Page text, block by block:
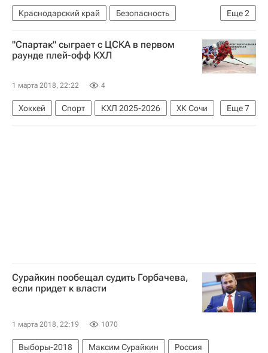
Еще2
Краснодарский край
Безопасность
Краснодарский край
Вениамин Кондратьев
"Спартак" сыграет с ЦСКА в первом
раунде плей-офф КХЛ
1 марта 2018, 22:22 4
Еще7
Хоккей Спорт КХЛ 2025-2026
ХК Сочи
Локомотив (Ярославль)
Северсталь
Сурайкин пообещал судить Горбачева,
если придет к власти
1 марта 2018, 22:19 1070
Выборы-2018 Максим Сурайкин Россия